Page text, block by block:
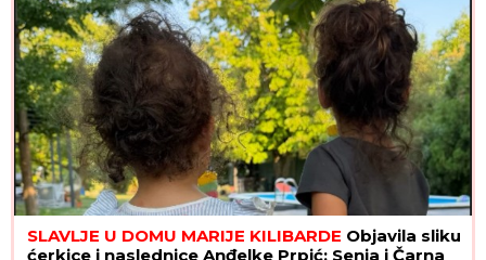
SLAVLJE U DOMU MARIJE KILIBARDE Objavila sliku
ćerkice i naslednice Anđelke Prpić: Senja i Čarna